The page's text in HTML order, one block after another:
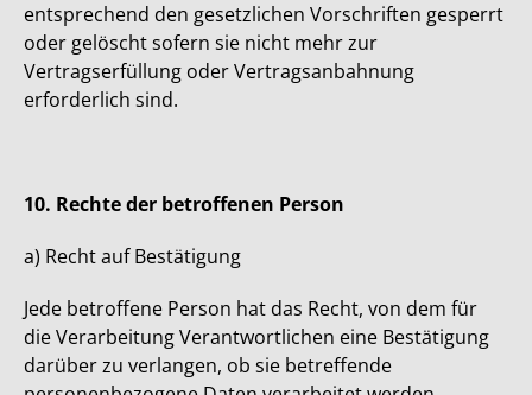
entsprechend den gesetzlichen Vorschriften gesperrt
oder gelöscht sofern sie nicht mehr zur
Vertragserfüllung oder Vertragsanbahnung
erforderlich sind.
10. Rechte der betroffenen Person
a) Recht auf Bestätigung
Jede betroffene Person hat das Recht, von dem für
die Verarbeitung Verantwortlichen eine Bestätigung
darüber zu verlangen, ob sie betreffende